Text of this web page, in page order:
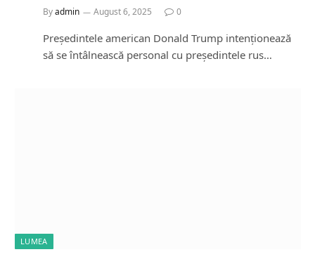
Byadmin August 6, 2025 0
Președintele american Donald Trump intenționează
să se întâlnească personal cu președintele rus…
LUMEA